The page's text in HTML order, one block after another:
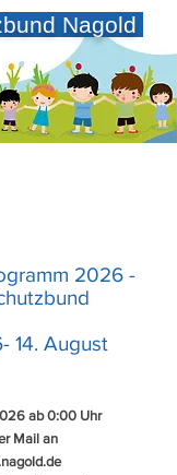
Nagold
2026 -
14. August
ab 0:00 Uhr
Mail an